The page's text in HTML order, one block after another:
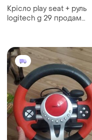
Крісло play seat + руль
logitech g 29 продам